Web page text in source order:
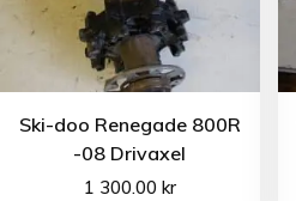
Ski-doo Renegade 800R
-08 Drivaxel
1 300.00 kr